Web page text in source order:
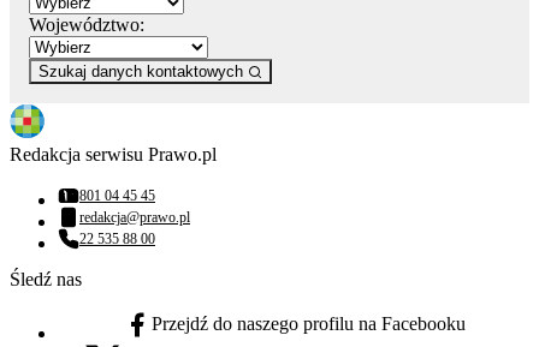
Województwo:
Szukaj danych kontaktowych
Redakcja serwisu Prawo.pl
Numer telefonu:
801 04 45 45
Adres email:
redakcja@prawo.pl
Numer telefonu:
22 535 88 00
Śledź nas
facebook - otwiera się w nowej karcie
Przejdź do naszego profilu na Facebooku